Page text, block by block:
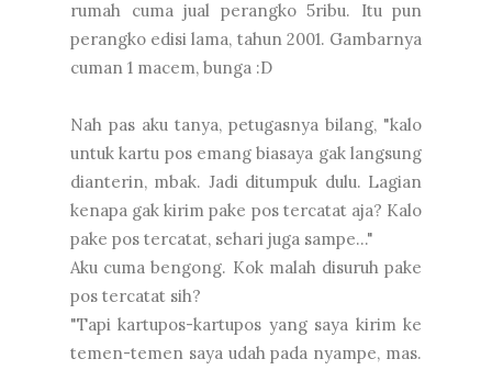
rumah cuma jual perangko 5ribu. Itu pun
perangko edisi lama, tahun 2001. Gambarnya
cuman 1 macem, bunga :D
Nah pas aku tanya, petugasnya bilang, "kalo
untuk kartu pos emang biasaya gak langsung
dianterin, mbak. Jadi ditumpuk dulu. Lagian
kenapa gak kirim pake pos tercatat aja? Kalo
pake pos tercatat, sehari juga sampe..."
Aku cuma bengong. Kok malah disuruh pake
pos tercatat sih?
"Tapi kartupos-kartupos yang saya kirim ke
temen-temen saya udah pada nyampe, mas.